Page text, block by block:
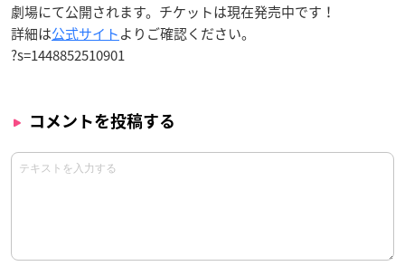
劇場にて公開されます。チケットは現在発売中です！
詳細は公式サイトよりご確認ください。
?s=1448852510901
コメントを投稿する